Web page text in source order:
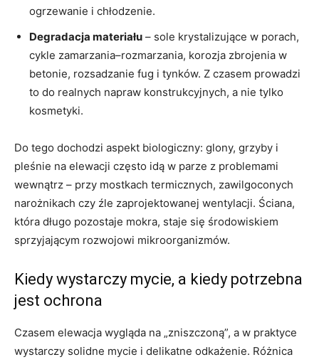
ogrzewanie i chłodzenie.
Degradacja materiału – sole krystalizujące w porach,
cykle zamarzania–rozmarzania, korozja zbrojenia w
betonie, rozsadzanie fug i tynków. Z czasem prowadzi
to do realnych napraw konstrukcyjnych, a nie tylko
kosmetyki.
Do tego dochodzi aspekt biologiczny: glony, grzyby i
pleśnie na elewacji często idą w parze z problemami
wewnątrz – przy mostkach termicznych, zawilgoconych
narożnikach czy źle zaprojektowanej wentylacji. Ściana,
która długo pozostaje mokra, staje się środowiskiem
sprzyjającym rozwojowi mikroorganizmów.
Kiedy wystarczy mycie, a kiedy potrzebna
jest ochrona
Czasem elewacja wygląda na „zniszczoną”, a w praktyce
wystarczy solidne mycie i delikatne odkażenie. Różnica